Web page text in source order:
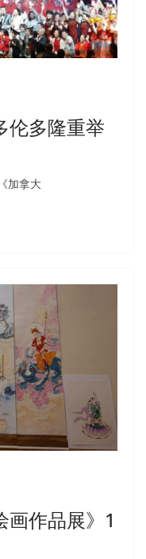
伦多隆重举
加拿大
画作品展》1